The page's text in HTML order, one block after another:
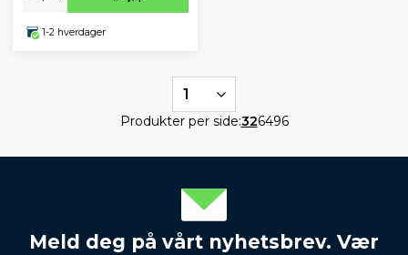
1-2 hverdager
1
Produkter per side:326496
Meld deg på vårt nyhetsbrev. Vær